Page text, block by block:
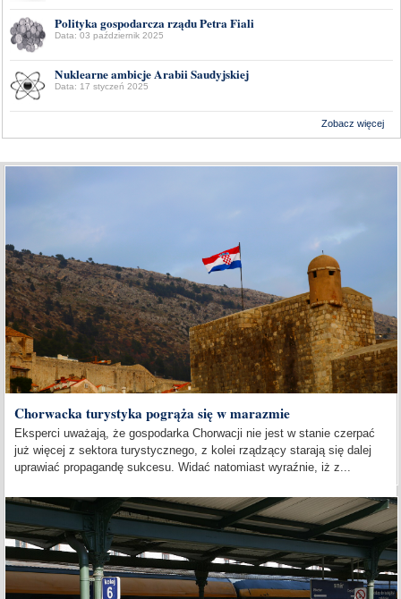
Polityka gospodarcza rządu Petra Fiali
Data: 03 październik 2025
Nuklearne ambicje Arabii Saudyjskiej
Data: 17 styczeń 2025
Zobacz więcej
Chorwacka turystyka pogrąża się w marazmie
Eksperci uważają, że gospodarka Chorwacji nie jest w stanie czerpać
już więcej z sektora turystycznego, z kolei rządzący starają się dalej
uprawiać propagandę sukcesu. Widać natomiast wyraźnie, iż z...